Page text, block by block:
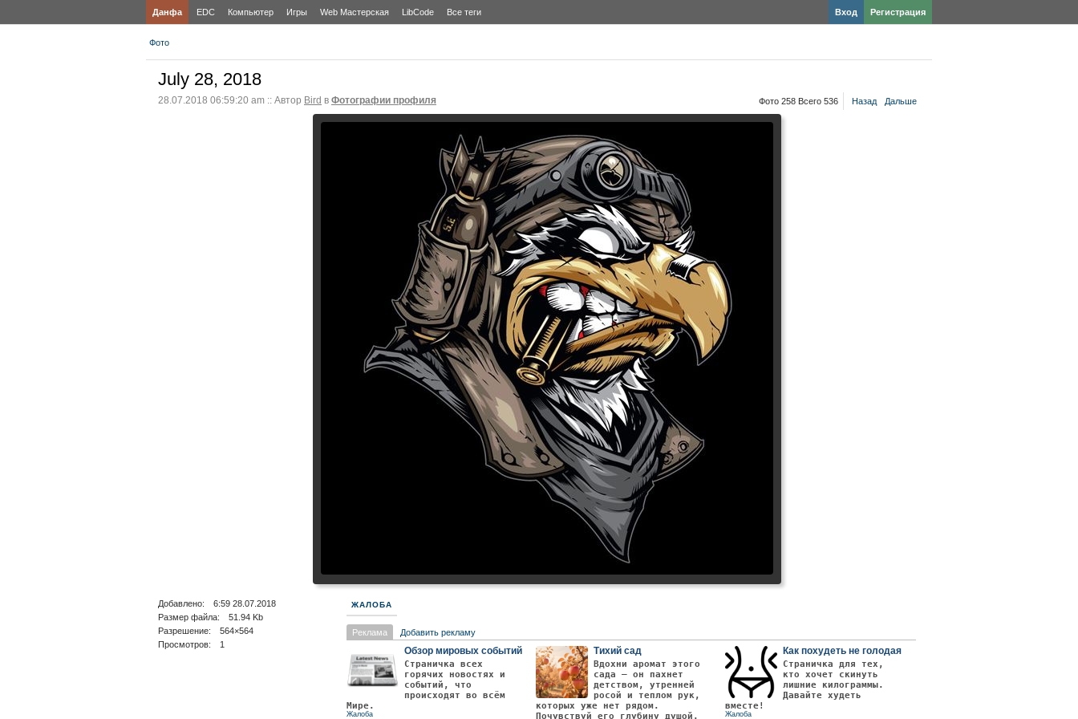
Данфа EDC Компьютер Игры Web Мастерская LibCode Все теги Регистрация
Вход
Фото
July 28, 2018
28.07.2018 06:59:20 am :: Автор Bird в Фотографии профиля Фото 258 Всего 536 Назад Дальше
Добавлено: 6:59 28.07.2018
Размер файла: 51.94 Kb
Разрешение: 564×564
Просмотров: 1
ЖАЛОБА
Реклама Добавить рекламу
Обзор мировых событий
Страничка всех
горячих новостях и
событий, что
происходят во всём
Мире.
Жалоба
Тихий сад
Вдохни аромат этого
сада — он пахнет
детством, утренней
росой и теплом рук,
которых уже нет рядом.
Почувствуй его глубину душой.
Как похудеть не голодая
Страничка для тех,
кто хочет скинуть
лишние килограммы.
Давайте худеть
вместе!
Жалоба